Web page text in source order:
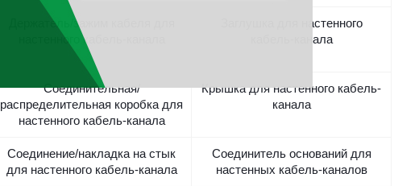
Держатель/зажим кабеля для
настенного кабель-канала
Заглушка для настенного
кабель-канала
Соединительная/
распределительная коробка для
настенного кабель-канала
Крышка для настенного кабель-
канала
Соединение/накладка на стык
для настенного кабель-канала
Соединитель оснований для
настенных кабель-каналов